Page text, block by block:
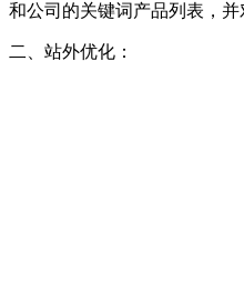
和公司的关键词产品列表，并
二、站外优化：